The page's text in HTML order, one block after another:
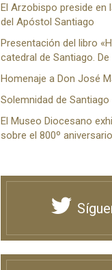
El Arzobispo preside en
del Apóstol Santiago
Presentación del libro
catedral de Santiago.
Homenaje a Don José
Solemnidad de
El Museo Diocesano
sobre el 800º